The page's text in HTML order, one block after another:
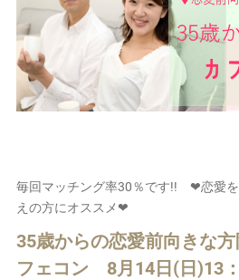
毎回マッチング率30％です!! ❤恋愛
えの方にオススメ❤
35歳からの恋愛前向きな
フェコン 8月14日(日)13